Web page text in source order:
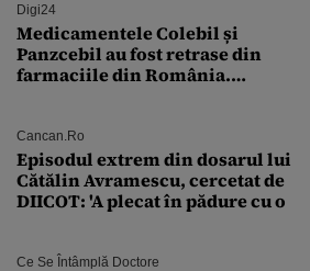
Digi24
Medicamentele Colebil și
Panzcebil au fost retrase din
farmaciile din România.
Cancan.ro
Episodul extrem din dosarul lui
Cătălin Avramescu, cercetat de
DIICOT: 'A plecat în pădure cu o
Ce Se Întâmplă Doctore